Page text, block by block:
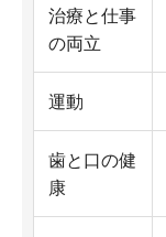
治療と仕事
の両立
運動
歯と口の健
康